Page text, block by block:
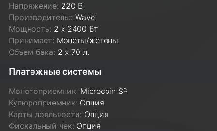
Напряжение: 220 В
Производитель::Wave
Мощность: 2 х 2400 Вт
Принимает: Монеты/жетоны
Объем бака: 2 х 70 л.
Платежные системы
Монетоприемник: Microcoin SP
Купюроприемник: Опция
Карты лояльности: Опция
Фискальный чек: Опция